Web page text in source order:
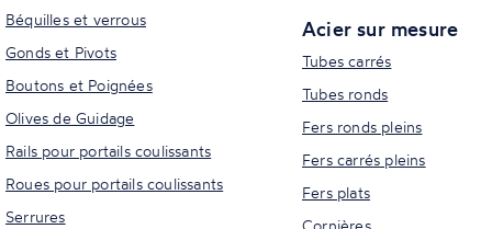
Béquilles et verrous
Gonds et Pivots
Boutons et Poignées
Olives de Guidage
Rails pour portails coulissants
Roues pour portails coulissants
Serrures
Acier sur mesure
Tubes carrés
Tubes ronds
Fers ronds pleins
Fers carrés pleins
Fers plats
Cornières